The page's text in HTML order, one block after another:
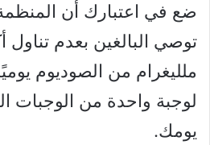
ملليغرام من الصوديوم
لوجبة واحدة من الوجبات
يومك.